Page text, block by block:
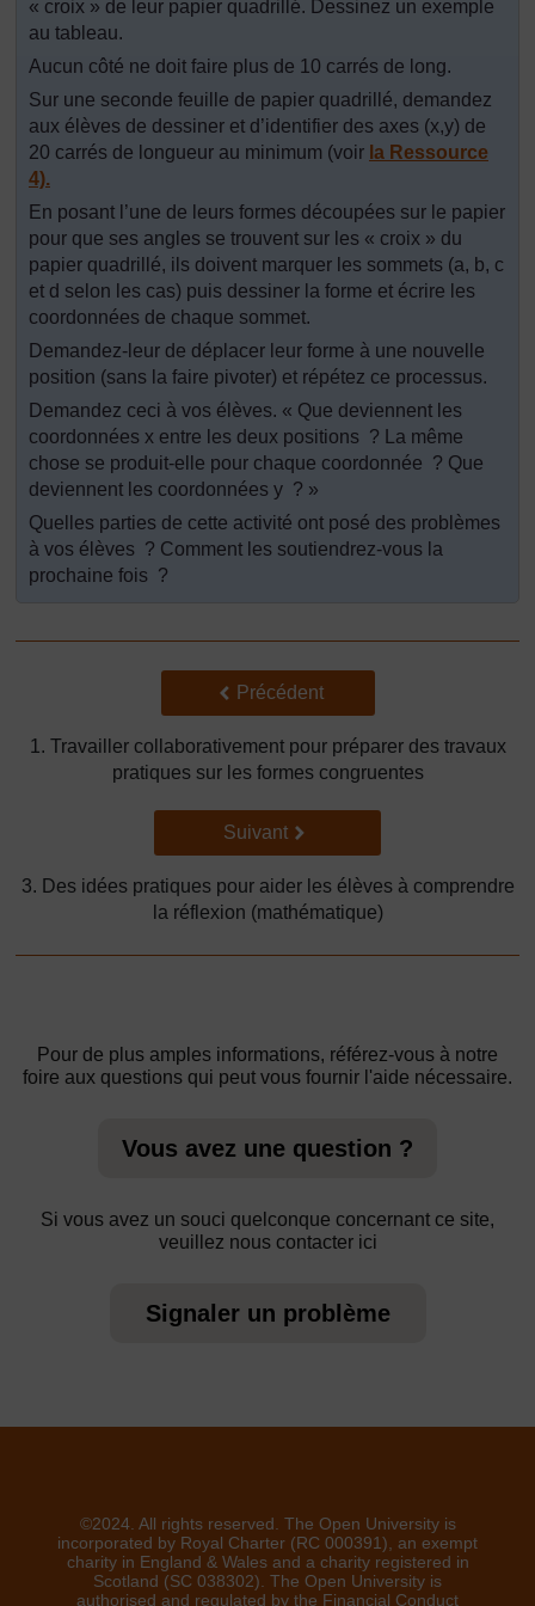
« croix » de leur papier quadrillé. Dessinez un exemple
au tableau.
Aucun côté ne doit faire plus de 10 carrés de long.
Sur une seconde feuille de papier quadrillé, demandez
aux élèves de dessiner et d’identifier des axes (x,y) de
20 carrés de longueur au minimum (voir la Ressource
4).
En posant l’une de leurs formes découpées sur le papier
pour que ses angles se trouvent sur les « croix » du
papier quadrillé, ils doivent marquer les sommets (a, b, c
et d selon les cas) puis dessiner la forme et écrire les
coordonnées de chaque sommet.
Demandez-leur de déplacer leur forme à une nouvelle
position (sans la faire pivoter) et répétez ce processus.
Demandez ceci à vos élèves. « Que deviennent les
coordonnées x entre les deux positions ? La même
chose se produit-elle pour chaque coordonnée ? Que
deviennent les coordonnées y ? »
Quelles parties de cette activité ont posé des problèmes
à vos élèves ? Comment les soutiendrez-vous la
prochaine fois ?
Précédent
Précédent
1. Travailler collaborativement pour préparer des travaux
pratiques sur les formes congruentes
Suivant
Suivant
3. Des idées pratiques pour aider les élèves à comprendre
la réflexion (mathématique)
Pour de plus amples informations, référez-vous à notre
foire aux questions qui peut vous fournir l'aide nécessaire.
Vous avez une question ?
Si vous avez un souci quelconque concernant ce site,
veuillez nous contacter ici
Signaler un problème
©2024. All rights reserved. The Open University is
incorporated by Royal Charter (RC 000391), an exempt
charity in England & Wales and a charity registered in
Scotland (SC 038302). The Open University is
authorised and regulated by the Financial Conduct